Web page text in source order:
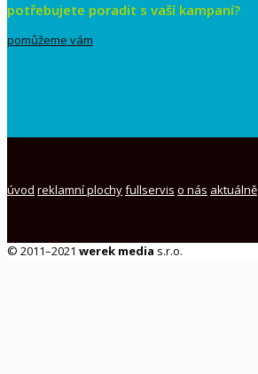
potřebujete poradit s vaší kampaní?
pomůžeme vám
úvod reklamní plochyfullservis o nás aktuálně
© 2011–2021 werek media s.r.o.